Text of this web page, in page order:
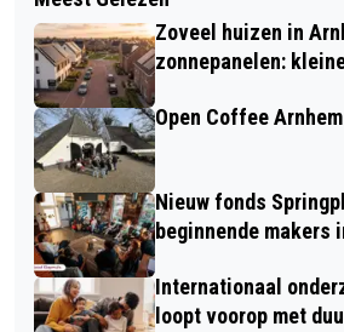
AANGEPAST PER
DECEMBER
ARNHEMS COLLEGE
NEDERLANDS
Zoveel huizen in
zonnepanelen:
Open Coffee
Nieuw fonds
beginnende makers
Internationaal
loopt voorop met